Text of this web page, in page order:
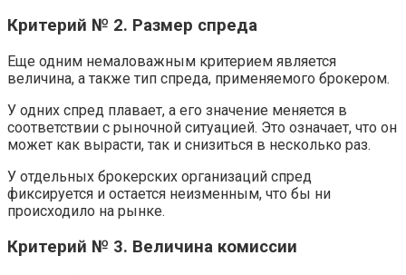
Критерий № 2. Размер спреда
Еще одним немаловажным критерием является
величина, а также тип спреда, применяемого брокером.
У одних спред плавает, а его значение меняется в
соответствии с рыночной ситуацией. Это означает, что он
может как вырасти, так и снизиться в несколько раз.
У отдельных брокерских организаций спред
фиксируется и остается неизменным, что бы ни
происходило на рынке.
Критерий № 3. Величина комиссии